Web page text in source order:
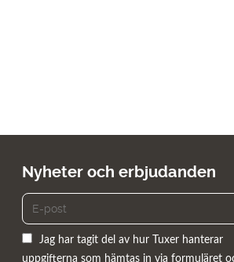
Nyheter och erbjudanden
Jag har tagit del av hur Tuxer hanterar
uppgifterna som hämtas in via formuläret